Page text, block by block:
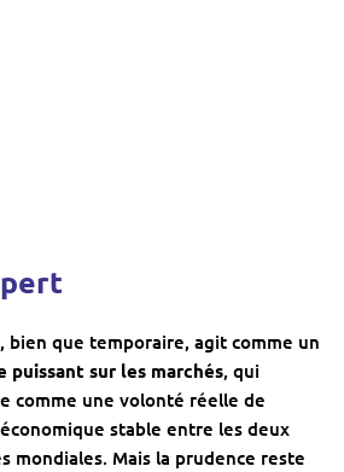
que temporaire, agit comme un
puissant sur les marchés, qui
comme une volonté réelle de
stable entre les deux
mondiales. Mais la prudence reste